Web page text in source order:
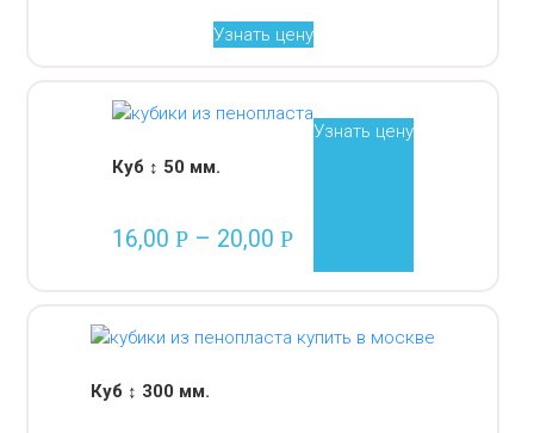
Узнать цену
Куб ↕ 50 мм.
16,00Р – 20,00Р
Узнать цену
Куб ↕ 300 мм.